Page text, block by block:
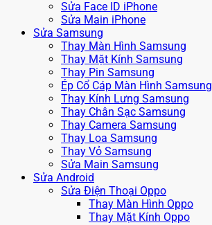
Sửa Face ID iPhone
Sửa Main iPhone
Sửa Samsung
Thay Màn Hình Samsung
Thay Mặt Kính Samsung
Thay Pin Samsung
Ép Cổ Cáp Màn Hình Samsung
Thay Kính Lưng Samsung
Thay Chân Sạc Samsung
Thay Camera Samsung
Thay Loa Samsung
Thay Vỏ Samsung
Sửa Main Samsung
Sửa Android
Sửa Điện Thoại Oppo
Thay Màn Hình Oppo
Thay Mặt Kính Oppo